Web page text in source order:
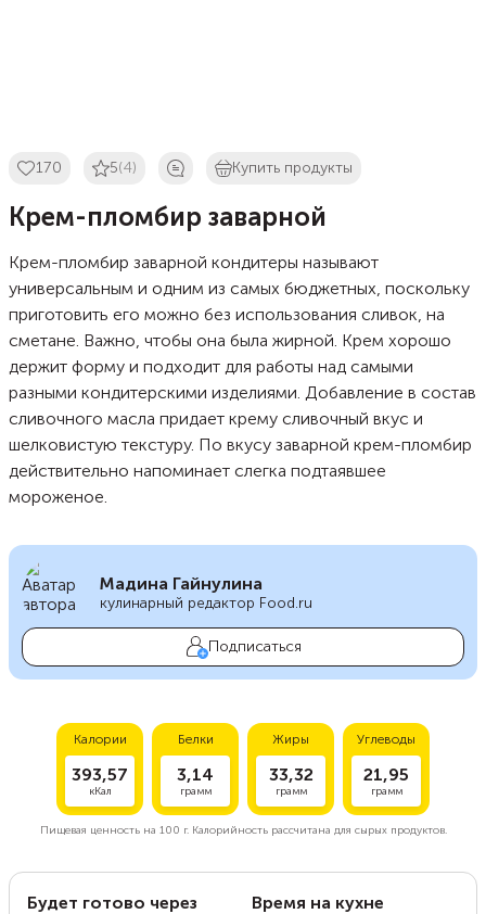
170 5(4) Купить продукты
Крем-пломбир заварной
Крем-пломбир заварной кондитеры называют
универсальным и одним из самых бюджетных, поскольку
приготовить его можно без использования сливок, на
сметане. Важно, чтобы она была жирной. Крем хорошо
держит форму и подходит для работы над самыми
разными кондитерскими изделиями. Добавление в состав
сливочного масла придает крему сливочный вкус и
шелковистую текстуру. По вкусу заварной крем-пломбир
действительно напоминает слегка подтаявшее
мороженое.
Мадина Гайнулина
кулинарный редактор Food.ru
Подписаться
Калории
393,57
кКал
Белки
3,14
грамм
Жиры
33,32
грамм
Углеводы
21,95
грамм
Пищевая ценность на 100 г.Калорийность рассчитана для сырых продуктов.
Будет готово через Время на кухне